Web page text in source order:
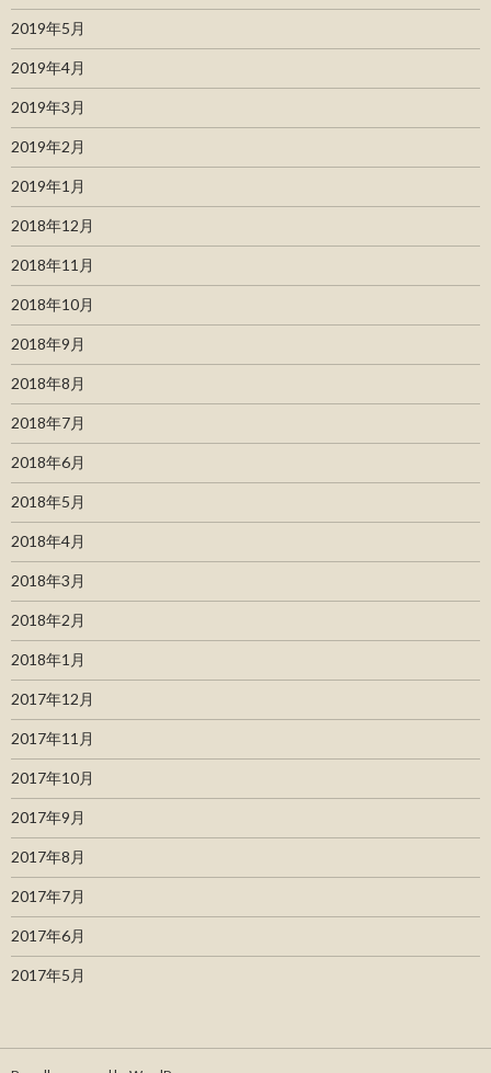
2019年5月
2019年4月
2019年3月
2019年2月
2019年1月
2018年12月
2018年11月
2018年10月
2018年9月
2018年8月
2018年7月
2018年6月
2018年5月
2018年4月
2018年3月
2018年2月
2018年1月
2017年12月
2017年11月
2017年10月
2017年9月
2017年8月
2017年7月
2017年6月
2017年5月